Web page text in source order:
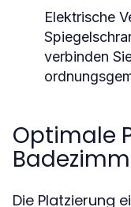
Elektrische
verbinden
Optimale
Die Platzierung